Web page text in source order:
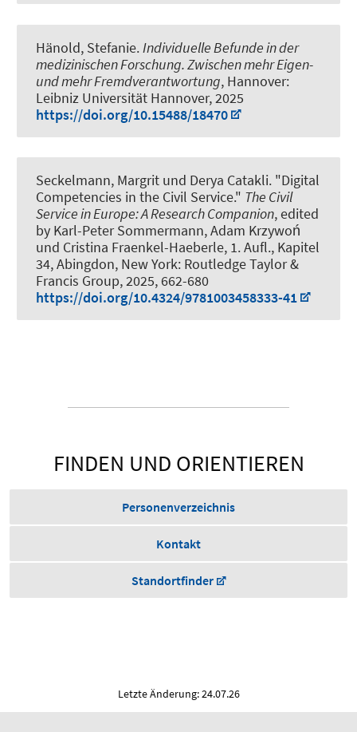
Hänold, Stefanie.Individuelle Befunde in der
medizinischen Forschung. Zwischen mehr Eigen-
und mehr Fremdverantwortung, Hannover:
Leibniz Universität Hannover, 2025
https://doi.org/10.15488/18470
Seckelmann, Margrit und Derya Catakli. "Digital
Competencies in the Civil Service." The Civil
Service in Europe: A Research Companion, edited
by Karl-Peter Sommermann, Adam Krzywoń
und Cristina Fraenkel-Haeberle, 1. Aufl., Kapitel
34, Abingdon, New York: Routledge Taylor &
Francis Group, 2025, 662-680
https://doi.org/10.4324/9781003458333-41
FINDEN UND ORIENTIEREN
Personenverzeichnis
Kontakt
Standortfinder
Letzte Änderung: 24.07.26